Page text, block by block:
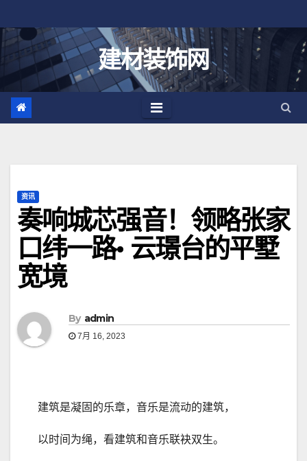
至
建材装饰网
资讯
奏响城芯强音！领略张家
口纬一路· 云璟台的平墅
宽境
By admin
7月 16, 2023
建筑是凝固的乐章，音乐是流动的建筑，
以时间为绳，看建筑和音乐联袂双生。